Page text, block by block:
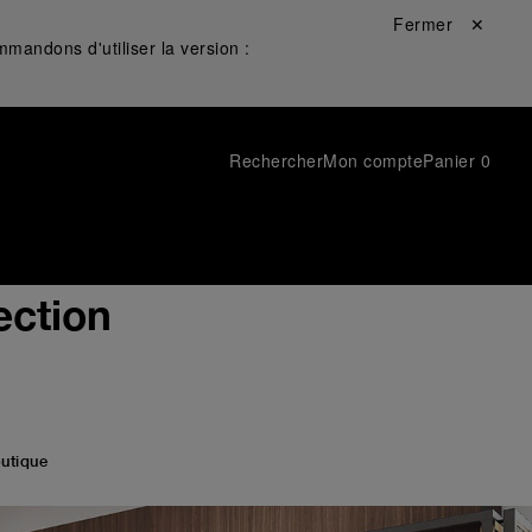
d'utiliser la version :
Fermer ✕
RechercherMon comptePanier 0